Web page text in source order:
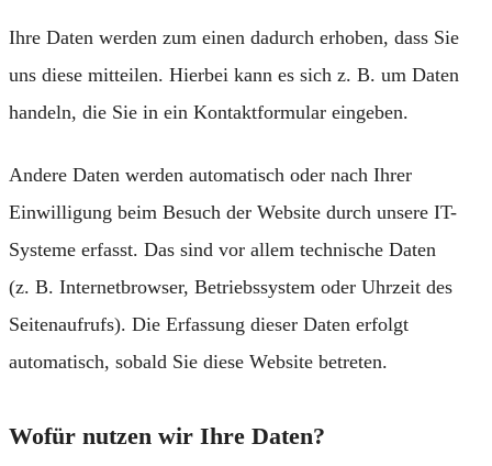
Ihre Daten werden zum einen dadurch erhoben, dass Sie
uns diese mitteilen. Hierbei kann es sich z. B. um Daten
handeln, die Sie in ein Kontaktformular eingeben.
Andere Daten werden automatisch oder nach Ihrer
Einwilligung beim Besuch der Website durch unsere IT-
Systeme erfasst. Das sind vor allem technische Daten
(z. B. Internetbrowser, Betriebssystem oder Uhrzeit des
Seitenaufrufs). Die Erfassung dieser Daten erfolgt
automatisch, sobald Sie diese Website betreten.
Wofür nutzen wir Ihre Daten?